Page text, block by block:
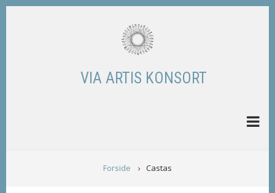
Skip
VIA ARTIS KONSORT
BREADCRUMB
Forside Castas